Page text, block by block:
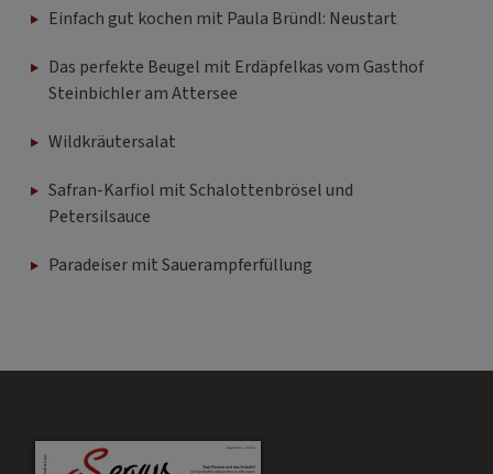
Einfach gut kochen mit Paula Bründl: Neustart
Das perfekte Beugel mit Erdäpfelkas vom Gasthof
Steinbichler am Attersee
Wildkräutersalat
Safran-Karfiol mit Schalottenbrösel und
Petersilsauce
Paradeiser mit Sauerampferfüllung